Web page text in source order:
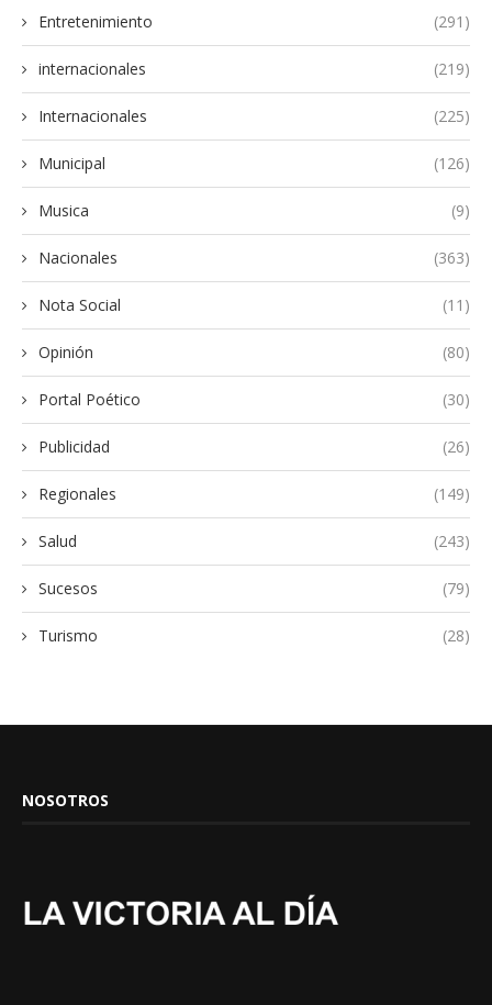
Entretenimiento (291)
internacionales (219)
Internacionales (225)
Municipal (126)
Musica (9)
Nacionales (363)
Nota Social (11)
Opinión (80)
Portal Poético (30)
Publicidad (26)
Regionales (149)
Salud (243)
Sucesos (79)
Turismo (28)
NOSOTROS